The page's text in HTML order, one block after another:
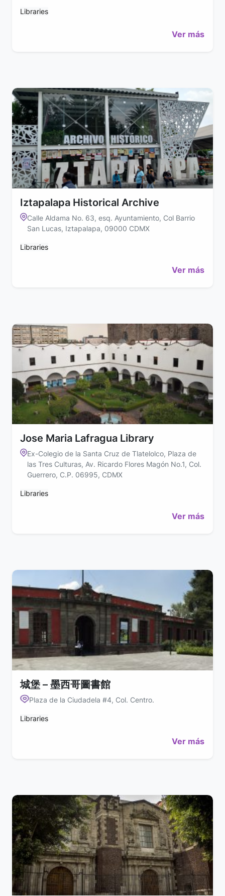
Libraries
Ver más
Iztapalapa Historical Archive
Calle Aldama No. 63, esq. Ayuntamiento, Col Barrio
San Lucas, Iztapalapa, 09000 CDMX
Libraries
Ver más
Jose Maria Lafragua Library
Ex-Colegio de la Santa Cruz de Tlatelolco, Plaza de
las Tres Culturas, Av. Ricardo Flores Magón No.1, Col.
Guerrero, C.P. 06995, CDMX
Libraries
Ver más
城堡 – 墨西哥圖書館
Plaza de la Ciudadela #4, Col. Centro.
Libraries
Ver más